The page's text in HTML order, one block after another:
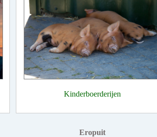
Kinderboerderijen
Eropuit